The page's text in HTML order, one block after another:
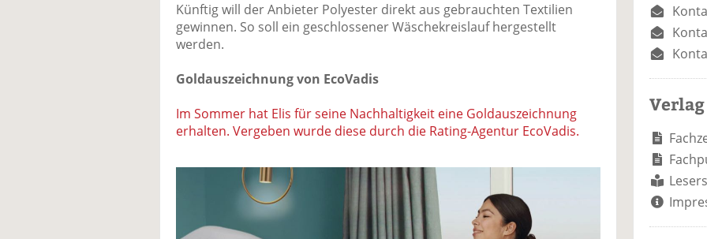
Künftig will der Anbieter Polyester direkt aus gebrauchten Textilien
gewinnen. So soll ein geschlossener Wäschekreislauf hergestellt
werden.
Goldauszeichnung von EcoVadis
Im Sommer hat Elis für seine Nachhaltigkeit eine Goldauszeichnung
erhalten. Vergeben wurde diese durch die Rating-Agentur EcoVadis.
Verlag